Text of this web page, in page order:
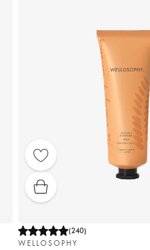
(240)
WELLOSOPHY